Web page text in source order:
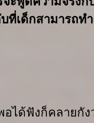
ที่เด็กสามารถท
ได้ฟังก็คลายกัง